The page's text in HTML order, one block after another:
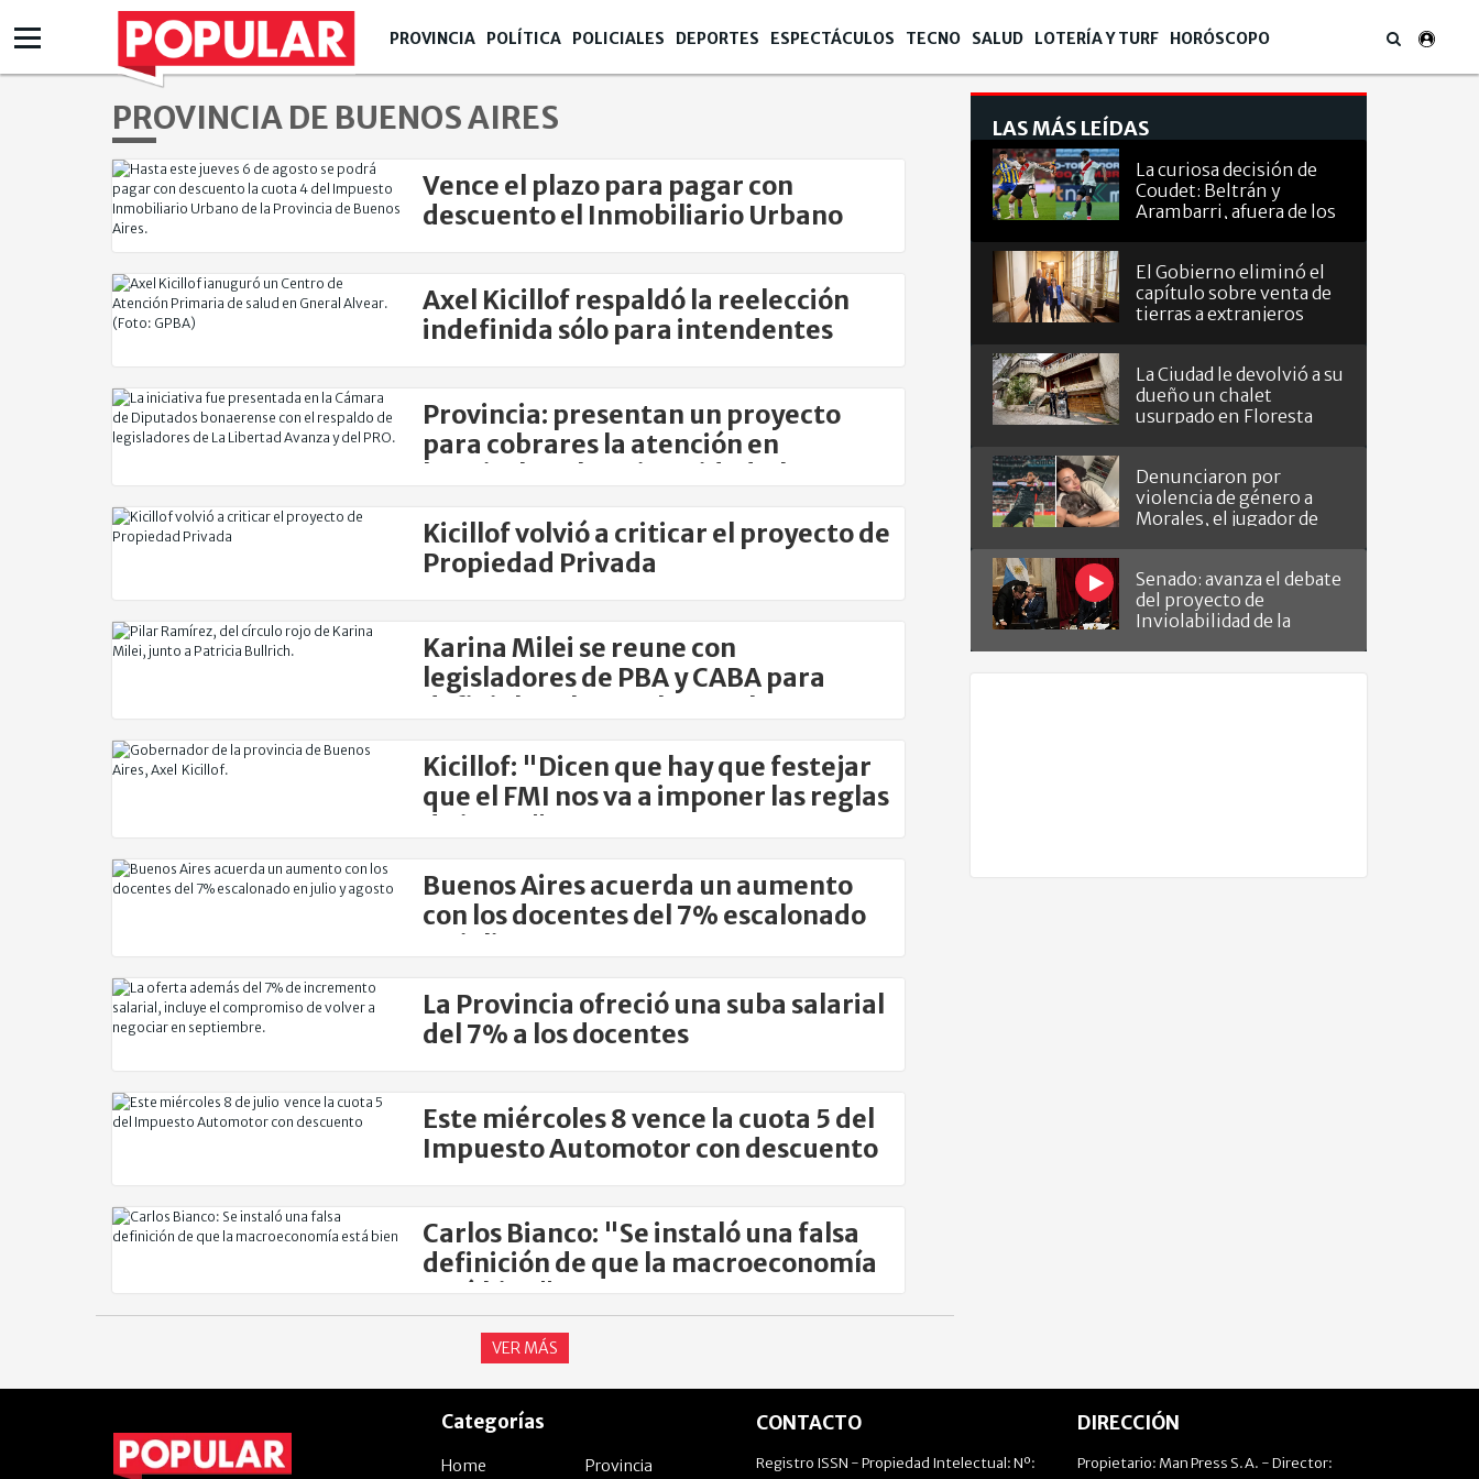
PROVINCIA POLÍTICA POLICIALES DEPORTES ESPECTÁCULOS TECNO SALUD LOTERÍA Y TURF HORÓSCOPO
PROVINCIA DE BUENOS AIRES
Vence el plazo para pagar con
descuento el Inmobiliario Urbano
Axel Kicillof respaldó la reelección
indefinida sólo para intendentes
Provincia: presentan un proyecto
para cobrares la atención en
hospitales y la universidad a los
Kicillof volvió a criticar el proyecto de
Propiedad Privada
Karina Milei se reune con
legisladores de PBA y CABA para
definir los planes electorales
Kicillof: "Dicen que hay que festejar
que el FMI nos va a imponer las reglas
de juego"
Buenos Aires acuerda un aumento
con los docentes del 7% escalonado
en julio y agosto
La Provincia ofreció una suba salarial
del 7% a los docentes
Este miércoles 8 vence la cuota 5 del
Impuesto Automotor con descuento
Carlos Bianco: "Se instaló una falsa
definición de que la macroeconomía
está bien"
VER MÁS
LAS MÁS LEÍDAS
La curiosa decisión de
Coudet: Beltrán y
Arambarri, afuera de los
El Gobierno eliminó el
capítulo sobre venta de
tierras a extranjeros
La Ciudad le devolvió a su
dueño un chalet
usurpado en Floresta
Denunciaron por
violencia de género a
Morales, el jugador de
Senado: avanza el debate
del proyecto de
Inviolabilidad de la
Categorías
Home Provincia
CONTACTO
Registro ISSN - Propiedad Intelectual: Nº:
DIRECCIÓN
Propietario: Man Press S.A. - Director: